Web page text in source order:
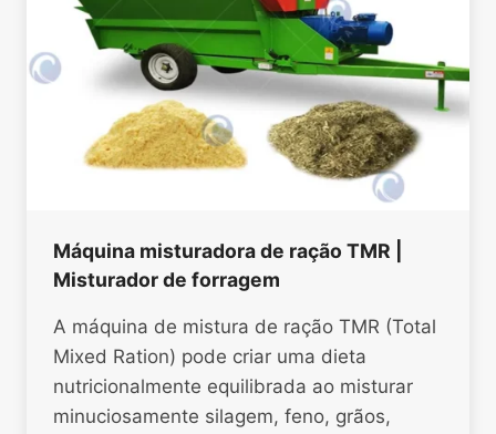
Máquina misturadora de ração TMR |
Misturador de forragem
A máquina de mistura de ração TMR (Total
Mixed Ration) pode criar uma dieta
nutricionalmente equilibrada ao misturar
minuciosamente silagem, feno, grãos,